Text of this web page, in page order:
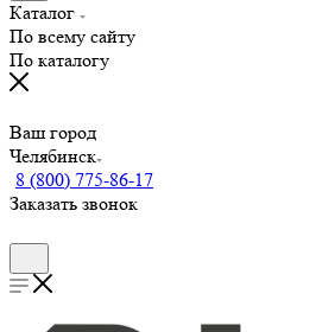
Каталог
По всему сайту
По каталогу
Ваш город
Челябинск
8 (800) 775-86-17
Заказать звонок